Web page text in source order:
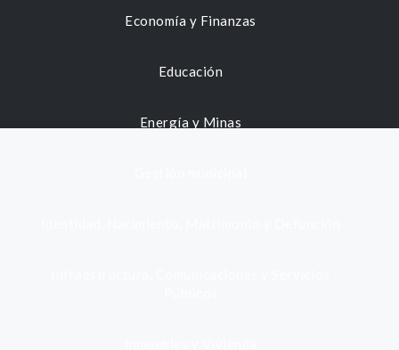
Economía y Finanzas
Educación
Energía y Minas